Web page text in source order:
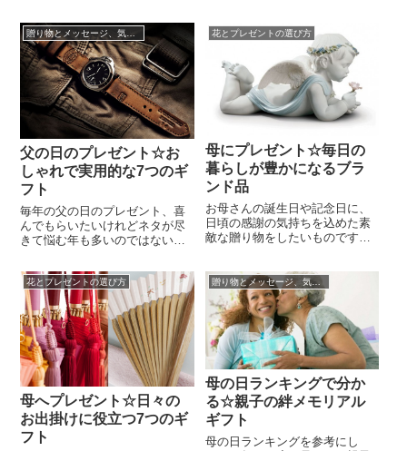
恋心を上手に表現しています。
ガーベラといえば、フラワーア
レンジメントや切り花として、
あなたの身近でもよく見かけま
す。見た目もキュートで女の子
に大人気！！ プレゼントには
最適なお花で...
てはいかがですか？もちろんた
だ「びっくりさせる」だけでは
なく、準備も楽しく贈って楽し
い父の日のプレゼントのサプラ
イズの計画があれば、用意する
側としても当日が待ち遠しくな
ります。さらに...
父の日のプレゼント☆お
しゃれで実用的な7つのギ
フト
毎年の父の日のプレゼント、喜
んでもらいたいけれどネタが尽
きて悩む年も多いのではないで
ントは考えどころでもありま
す。「毎年同じように、定番の
好きなお酒やグルメギフトなど
を贈っている！」と言う方も多
いです。もちろんそれも素敵な
プレゼントです。けれども時に
は、「今年の父の日はひと味違
った、おしゃれ...
花とプレゼントの選び方
母にプレゼント☆毎日の
暮らしが豊かになるブラ
ンド品
お母さんの誕生日や記念日に、
日頃の感謝の気持ちを込めた素
敵な贈り物をしたいものですよ
ント、どんなものを贈ったら喜
ばれるのか、迷ってしまうこと
も多いです。母の日などにお花
を贈ることはあるけれど、それ
以外の母へのプレゼントはどの
ようなものが人気なのでしょう
か。母へのプ...
花とプレゼントの選び方
母へプレゼント☆日々の
お出掛けに役立つ7つのギ
フト
贈り物とメッセージ、気持ちの伝え方☆
母の日ランキングで分か
る☆親子の絆メモリアル
ギフト
母の日ランキングを参考にし